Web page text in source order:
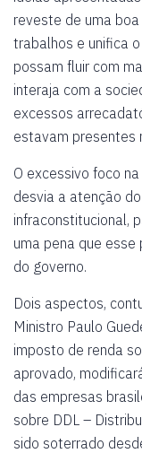
reveste de uma
trabalhos e unifica
possam fluir com
interaja com a
excessos
estavam presentes
O excessivo foco
desvia a atenção
infraconstitucional,
uma pena que
do governo.
Dois aspectos,
Ministro Paulo
imposto de renda
aprovado,
das empresas
sobre DDL –
sido soterrado